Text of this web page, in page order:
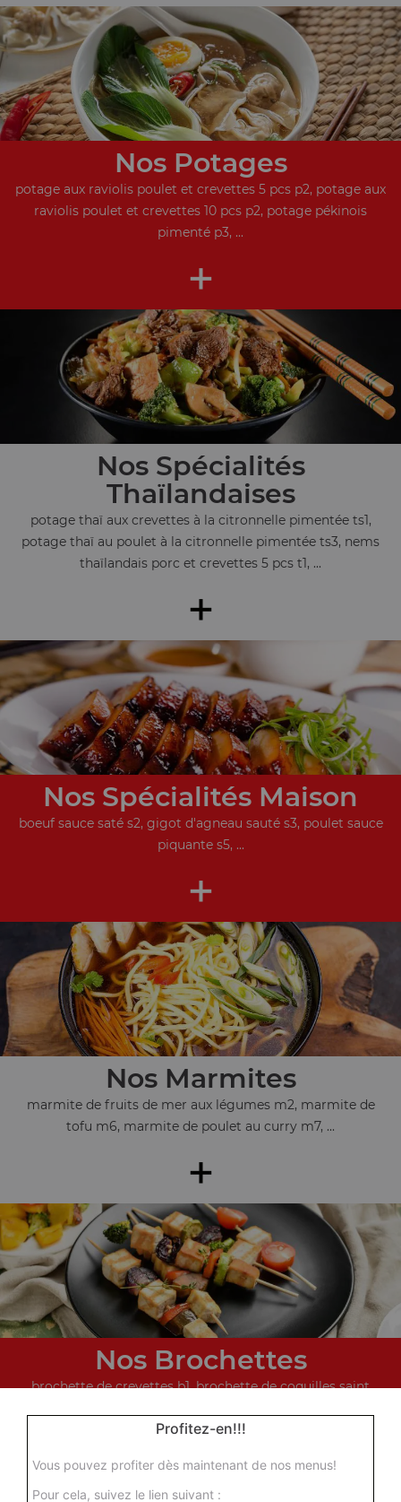
Nos Potages
potage aux raviolis poulet et crevettes 5 pcs p2, potage aux
raviolis poulet et crevettes 10 pcs p2, potage pékinois
pimenté p3, ...
+
Nos Spécialités
Thaïlandaises
potage thaï aux crevettes à la citronnelle pimentée ts1,
potage thaï au poulet à la citronnelle pimentée ts3, nems
thaïlandais porc et crevettes 5 pcs t1, ...
+
Nos Spécialités Maison
boeuf sauce saté s2, gigot d'agneau sauté s3, poulet sauce
piquante s5, ...
+
Nos Marmites
marmite de fruits de mer aux légumes m2, marmite de
tofu m6, marmite de poulet au curry m7, ...
+
Nos Brochettes
brochette de crevettes b1, brochette de coquilles saint
+
Profitez-en!!!
Vous pouvez profiter dès maintenant de nos menus!
Pour cela, suivez le lien suivant :